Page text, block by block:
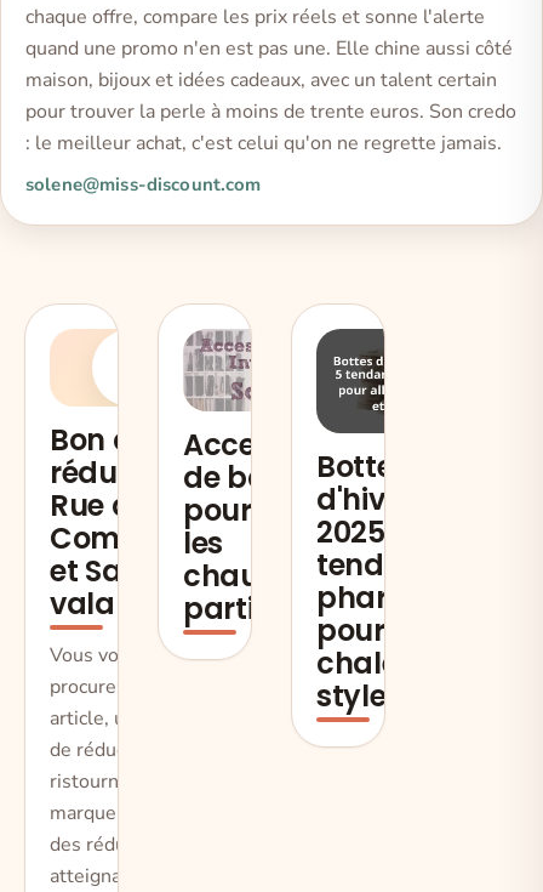
chaque offre, compare les prix réels et sonne l'alerte
quand une promo n'en est pas une. Elle chine aussi côté
maison, bijoux et idées cadeaux, avec un talent certain
pour trouver la perle à moins de trente euros. Son credo
: le meilleur achat, c'est celui qu'on ne regrette jamais.
solene@miss-discount.com
Bon de
réduction
Rue du
Commerce
et Sarenza
valable
Vous voulez vous
procurez un
article, un coupon
de réduction, une
ristourne, une
marque ou alors
des réductions
atteignant 70% ?
Accessoires
de base
pour l'hiver :
les
chaussures,
partie 2
Bottes
d'hiver
2025 : 5
tendances
phares
pour allier
chaleur et
style